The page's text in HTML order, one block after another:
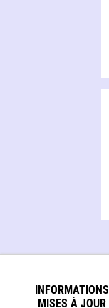
INFORMATIONS
MISES À JOUR